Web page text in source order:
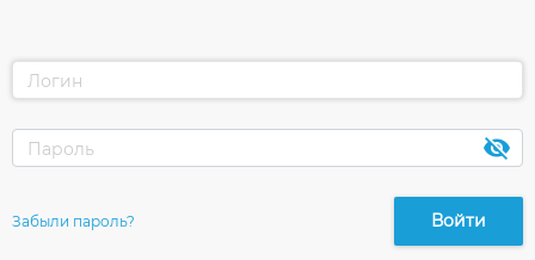
Забыли пароль? Войти